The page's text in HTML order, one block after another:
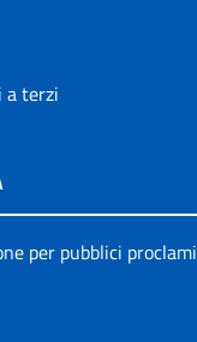
a terzi
per pubblici proclami